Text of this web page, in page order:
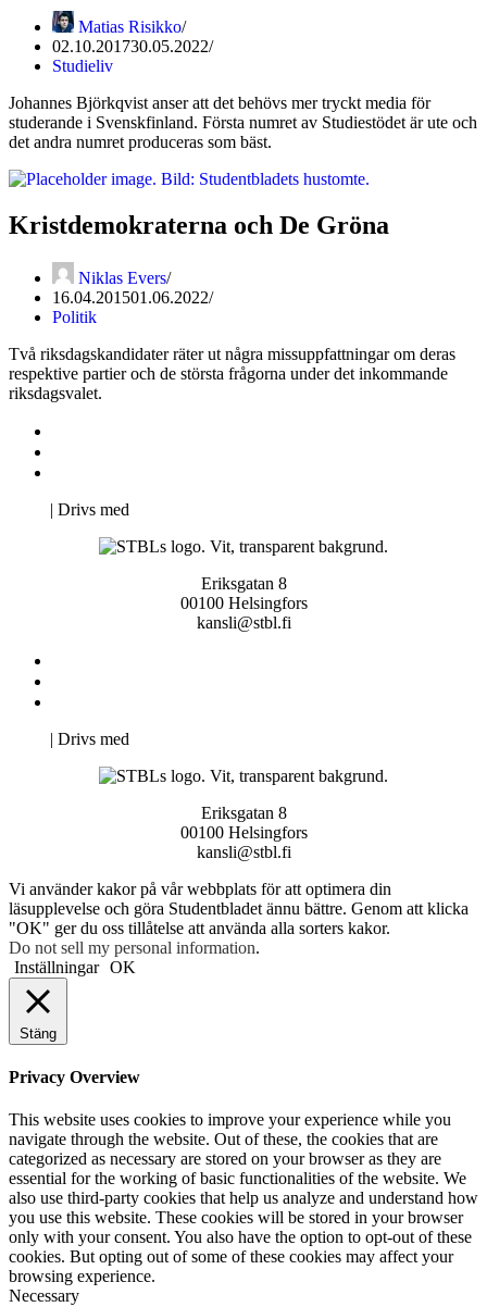
Matias Risikko
02.10.201730.05.2022
Studieliv
Johannes Björkqvist anser att det behövs mer tryckt media för
studerande i Svenskfinland. Första numret av Studiestödet är ute och
det andra numret produceras som bäst.
Kristdemokraterna och De Gröna
Niklas Evers
16.04.201501.06.2022
Politik
Två riksdagskandidater räter ut några missuppfattningar om deras
respektive partier och de största frågorna under det inkommande
riksdagsvalet.
| Drivs med
Eriksgatan 8
00100 Helsingfors
kansli@stbl.fi
| Drivs med
Eriksgatan 8
00100 Helsingfors
kansli@stbl.fi
Vi använder kakor på vår webbplats för att optimera din
läsupplevelse och göra Studentbladet ännu bättre. Genom att klicka
"OK" ger du oss tillåtelse att använda alla sorters kakor.
Do not sell my personal information.
Inställningar OK
Stäng
Privacy Overview
This website uses cookies to improve your experience while you
navigate through the website. Out of these, the cookies that are
categorized as necessary are stored on your browser as they are
essential for the working of basic functionalities of the website. We
also use third-party cookies that help us analyze and understand how
you use this website. These cookies will be stored in your browser
only with your consent. You also have the option to opt-out of these
cookies. But opting out of some of these cookies may affect your
browsing experience.
Necessary